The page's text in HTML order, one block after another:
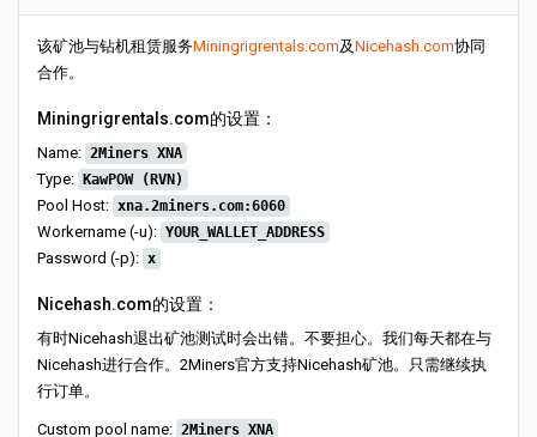
该矿池与钻机租赁服务Miningrigrentals.com及Nicehash.com协同
合作。
Miningrigrentals.com的设置：
Name: 2Miners XNA
Type: KawPOW (RVN)
Pool Host: xna.2miners.com:6060
Workername (-u): YOUR_WALLET_ADDRESS
Password (-p): x
Nicehash.com的设置：
有时Nicehash退出矿池测试时会出错。不要担心。我们每天都在与
Nicehash进行合作。2Miners官方支持Nicehash矿池。只需继续执
行订单。
Custom pool name: 2Miners XNA